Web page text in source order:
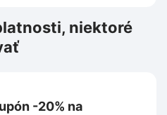
niektoré
-20% na